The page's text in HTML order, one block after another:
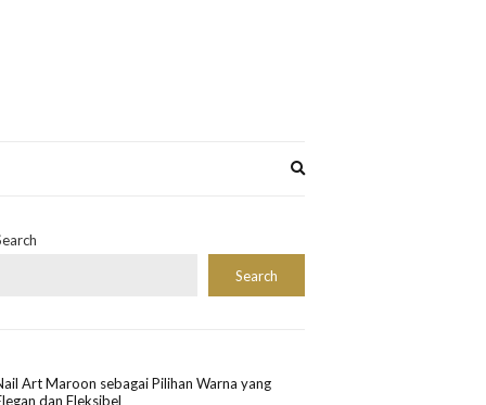
Search
Art Maroon sebagai Pilihan Warna yang
dan Fleksibel